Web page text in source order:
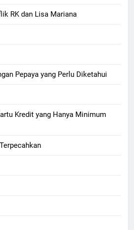
RK dan Lisa Mariana
Pepaya yang Perlu Diketahui
Kredit yang Hanya Minimum